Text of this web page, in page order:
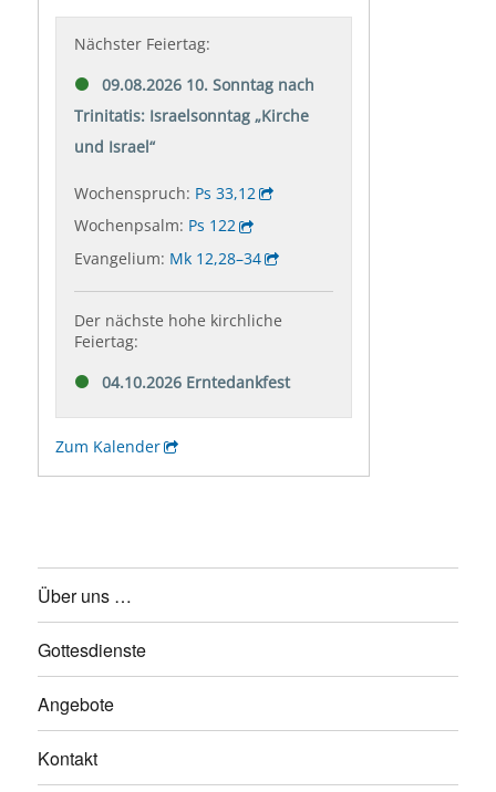
Über uns …
Gottesdienste
Angebote
Kontakt